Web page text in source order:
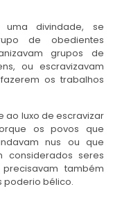
divindade, se
de obedientes
grupos de
ou escravizavam
os trabalhos
ao luxo de escravizar
os povos que
nus ou que
considerados seres
também
poderio bélico.